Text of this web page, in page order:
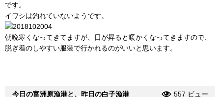
です。
イワシは釣れていないようです。
朝晩寒くなってきてますが、日が昇ると暖かくなってきますので、
脱ぎ着のしやすい服装で行かれるのがいいと思います。
今日の富洲原漁港と、昨日の白子漁港 557 ビュー